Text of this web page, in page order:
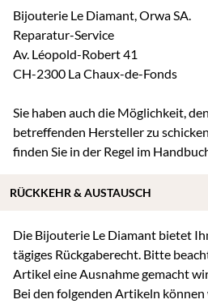
Bijouterie Le Diamant, Orwa SA.
Reparatur-Service
Av. Léopold-Robert 41
CH-2300 La Chaux-de-Fonds
Sie haben auch die Möglichkeit,
betreffenden Hersteller zu
finden Sie in der Regel im
Die Bijouterie Le Diamant bietet
tägiges Rückgaberecht. Bitte
Artikel eine Ausnahme gemacht
Bei den folgenden Artikeln
RÜCKKEHR & AUSTAUSCH